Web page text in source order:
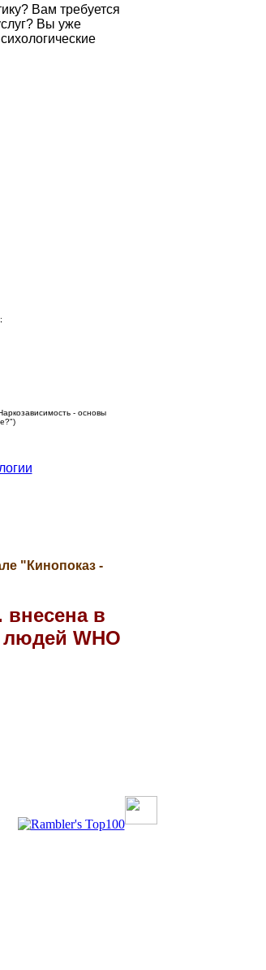
Вам требуется
Вы уже
- основы
"Кинопоказ -
внесена в
WHO